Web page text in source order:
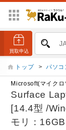
トップ > パソコ
Microsoft(マイクロ
Surface
[14.4型 /
モリ：